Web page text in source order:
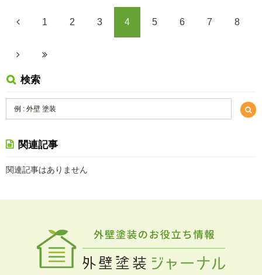
1 2 3 4 5 6 7 8
検索
関連記事
関連記事はありません